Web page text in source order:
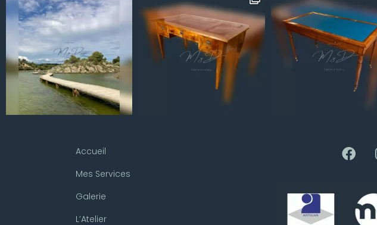
Accueil
Mes Services
Galerie
L’Atelier